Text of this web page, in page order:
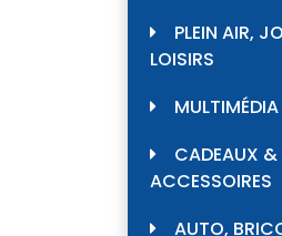
PLEIN AIR,
LOISIRS
MULTIMÉDIA
CADEAUX &
ACCESSOIRES
AUTO,